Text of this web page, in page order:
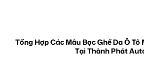
Tổng Hợp Các Mẫu Bọc Ghế Da Ô
Tại Thành Phát